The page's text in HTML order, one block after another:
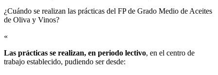
¿Cuándo se realizan las prácticas del FP de Grado Medio de Aceites
de Oliva y Vinos?​
«
Las prácticas se realizan, en periodo lectivo, en el centro de
trabajo establecido, pudiendo ser desde: